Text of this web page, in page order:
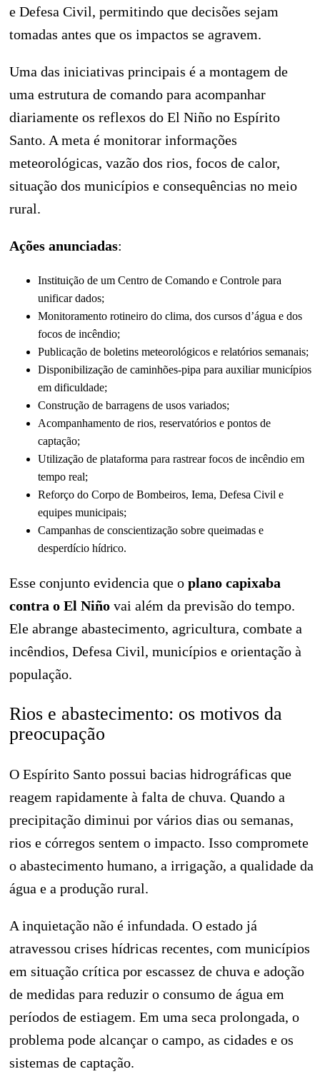
e Defesa Civil, permitindo que decisões sejam
tomadas antes que os impactos se agravem.
Uma das iniciativas principais é a montagem de
uma estrutura de comando para acompanhar
diariamente os reflexos do El Niño no Espírito
Santo. A meta é monitorar informações
meteorológicas, vazão dos rios, focos de calor,
situação dos municípios e consequências no meio
rural.
Ações anunciadas:
Instituição de um Centro de Comando e Controle para
unificar dados;
Monitoramento rotineiro do clima, dos cursos d’água e dos
focos de incêndio;
Publicação de boletins meteorológicos e relatórios semanais;
Disponibilização de caminhões-pipa para auxiliar municípios
em dificuldade;
Construção de barragens de usos variados;
Acompanhamento de rios, reservatórios e pontos de
captação;
Utilização de plataforma para rastrear focos de incêndio em
tempo real;
Reforço do Corpo de Bombeiros, Iema, Defesa Civil e
equipes municipais;
Campanhas de conscientização sobre queimadas e
desperdício hídrico.
Esse conjunto evidencia que o plano capixaba
contra o El Niño vai além da previsão do tempo.
Ele abrange abastecimento, agricultura, combate a
incêndios, Defesa Civil, municípios e orientação à
população.
Rios e abastecimento: os motivos da
preocupação
O Espírito Santo possui bacias hidrográficas que
reagem rapidamente à falta de chuva. Quando a
precipitação diminui por vários dias ou semanas,
rios e córregos sentem o impacto. Isso compromete
o abastecimento humano, a irrigação, a qualidade da
água e a produção rural.
A inquietação não é infundada. O estado já
atravessou crises hídricas recentes, com municípios
em situação crítica por escassez de chuva e adoção
de medidas para reduzir o consumo de água em
períodos de estiagem. Em uma seca prolongada, o
problema pode alcançar o campo, as cidades e os
sistemas de captação.